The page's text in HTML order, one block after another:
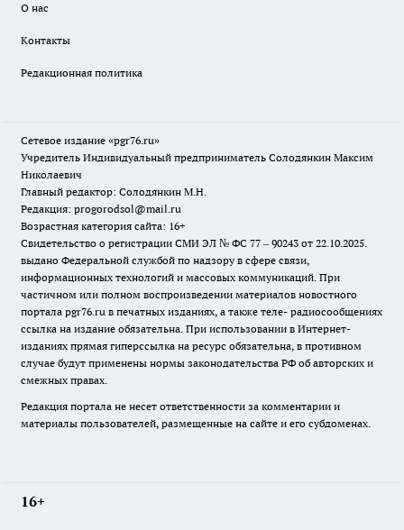
О нас
Контакты
Редакционная политика
Сетевое издание «pgr76.ru»
Учредитель Индивидуальный предприниматель Солодянкин Максим
Николаевич
Главный редактор: Солодянкин М.Н.
Редакция: progorodsol@mail.ru
Возрастная категория сайта: 16+
Свидетельство о регистрации СМИ ЭЛ № ФС 77 – 90243 от 22.10.2025.
выдано Федеральной службой по надзору в сфере связи,
информационных технологий и массовых коммуникаций. При
частичном или полном воспроизведении материалов новостного
портала pgr76.ru в печатных изданиях, а также теле- радиосообщениях
ссылка на издание обязательна. При использовании в Интернет-
изданиях прямая гиперссылка на ресурс обязательна, в противном
случае будут применены нормы законодательства РФ об авторских и
смежных правах.
Редакция портала не несет ответственности за комментарии и
материалы пользователей, размещенные на сайте и его субдоменах.
16+